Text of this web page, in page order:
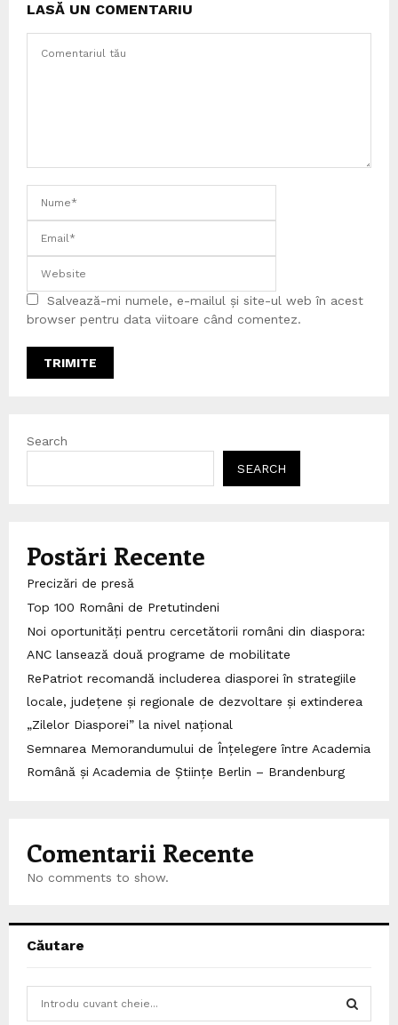
LASĂ UN COMENTARIU
Salvează-mi numele, e-mailul și site-ul web în acest
browser pentru data viitoare când comentez.
Search
SEARCH
Postări Recente
Precizări de presă
Top 100 Români de Pretutindeni
Noi oportunități pentru cercetătorii români din diaspora:
ANC lansează două programe de mobilitate
RePatriot recomandă includerea diasporei în strategiile
locale, județene și regionale de dezvoltare și extinderea
„Zilelor Diasporei” la nivel național
Semnarea Memorandumului de Înțelegere între Academia
Română și Academia de Științe Berlin – Brandenburg
Comentarii Recente
No comments to show.
Căutare